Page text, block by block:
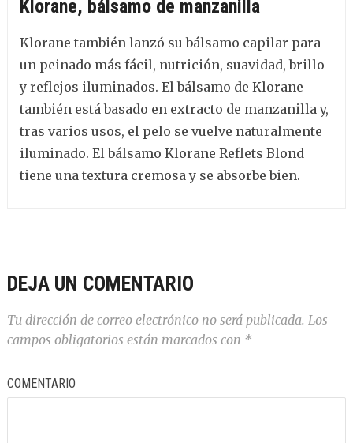
Klorane, bálsamo de manzanilla
Klorane también lanzó su bálsamo capilar para
un peinado más fácil, nutrición, suavidad, brillo
y reflejos iluminados. El bálsamo de Klorane
también está basado en extracto de manzanilla y,
tras varios usos, el pelo se vuelve naturalmente
iluminado. El bálsamo Klorane Reflets Blond
tiene una textura cremosa y se absorbe bien.
DEJA UN COMENTARIO
Tu dirección de correo electrónico no será publicada. Los
campos obligatorios están marcados con *
COMENTARIO